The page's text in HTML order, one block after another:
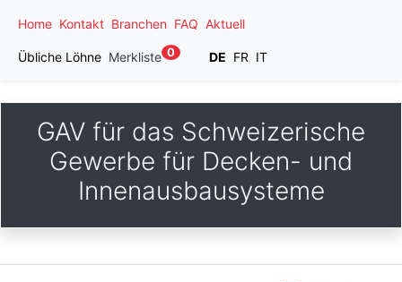
Home Kontakt Branchen FAQ Aktuell
Übliche Löhne Merkliste 0 DE FR IT
GAV für das Schweizerische
Gewerbe für Decken- und
Innenausbausysteme